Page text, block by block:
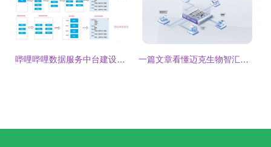
哔哩哔哩数据服务中台建设实践 一篇文章看懂迈克生物智汇实验室 检验数据工厂与智能决策中心